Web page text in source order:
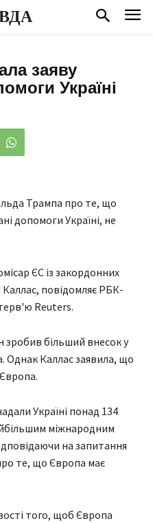
заяву
Україні
Трампа про те, що
допомоги Україні, не
ЄС із закордонних
Каллас, повідомляє РБК-
Reuters.
більший внесок у
Однак Каллас заявила, що
Україні понад 134
міжнародним
на запитання
те, що Європа має
того, щоб Європа